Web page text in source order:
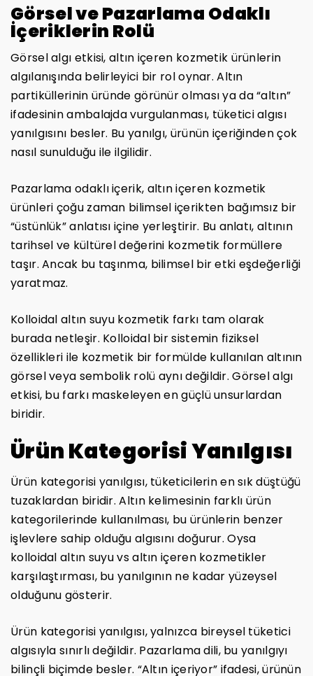
Görsel ve Pazarlama Odaklı
İçeriklerin Rolü
Görsel algı etkisi, altın içeren kozmetik ürünlerin
algılanışında belirleyici bir rol oynar. Altın
partiküllerinin üründe görünür olması ya da “altın”
ifadesinin ambalajda vurgulanması, tüketici algısı
yanılgısını besler. Bu yanılgı, ürünün içeriğinden çok
nasıl sunulduğu ile ilgilidir.
Pazarlama odaklı içerik, altın içeren kozmetik
ürünleri çoğu zaman bilimsel içerikten bağımsız bir
“üstünlük” anlatısı içine yerleştirir. Bu anlatı, altının
tarihsel ve kültürel değerini kozmetik formüllere
taşır. Ancak bu taşınma, bilimsel bir etki eşdeğerliği
yaratmaz.
Kolloidal altın suyu kozmetik farkı tam olarak
burada netleşir. Kolloidal bir sistemin fiziksel
özellikleri ile kozmetik bir formülde kullanılan altının
görsel veya sembolik rolü aynı değildir. Görsel algı
etkisi, bu farkı maskeleyen en güçlü unsurlardan
biridir.
Ürün Kategorisi Yanılgısı
Ürün kategorisi yanılgısı, tüketicilerin en sık düştüğü
tuzaklardan biridir. Altın kelimesinin farklı ürün
kategorilerinde kullanılması, bu ürünlerin benzer
işlevlere sahip olduğu algısını doğurur. Oysa
kolloidal altın suyu vs altın içeren kozmetikler
karşılaştırması, bu yanılgının ne kadar yüzeysel
olduğunu gösterir.
Ürün kategorisi yanılgısı, yalnızca bireysel tüketici
algısıyla sınırlı değildir. Pazarlama dili, bu yanılgıyı
bilinçli biçimde besler. “Altın içeriyor” ifadesi, ürünün